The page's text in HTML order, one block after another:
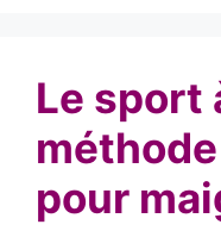
Le sport
pour